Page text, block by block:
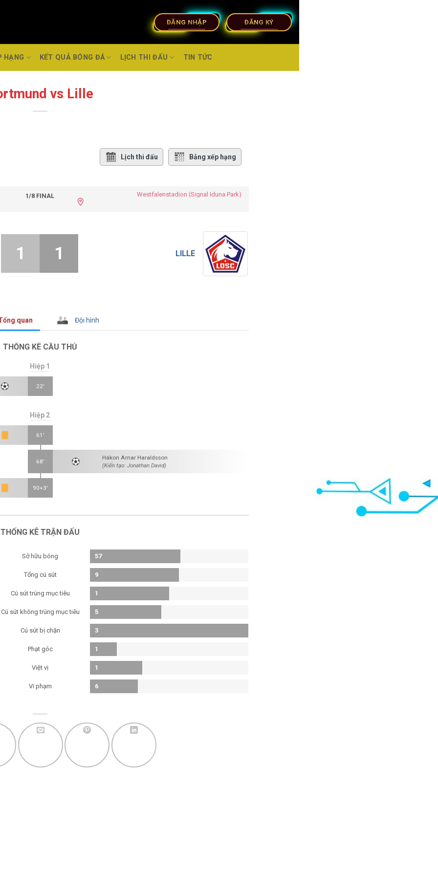
ĐĂNG NHẬP ĐĂNG KÝ
HẠNG KẾT QUẢ BÓNG ĐÁ LỊCH THI ĐẤU TIN TỨC
vs Lille
Lịch thi đấu Bảng xếp hạng
1/8 FINAL Westfalenstadion (Signal Iduna Park)
LILLE
1 1
quan Đội hình
THỐNG KÊ CẦU THỦ
Hiệp 1
22'
Hiệp 2
61'
68'
Hákon Arnar Haraldsson
(Kiến tạo: Jonathan David)
90+3'
THỐNG KÊ TRẬN ĐẤU
Sở hữu bóng 57
Tổng cú sút 9
Cú sút trúng mục tiêu 1
Cú sút không trúng mục tiêu 5
Cú sút bị chặn 3
Phạt góc 1
Việt vị 1
Vi phạm 6